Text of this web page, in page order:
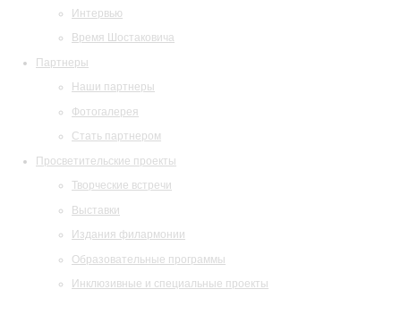
Интервью
Время Шостаковича
Партнеры
Наши партнеры
Фотогалерея
Стать партнером
Просветительские проекты
Творческие встречи
Выставки
Издания филармонии
Образовательные программы
Инклюзивные и специальные проекты